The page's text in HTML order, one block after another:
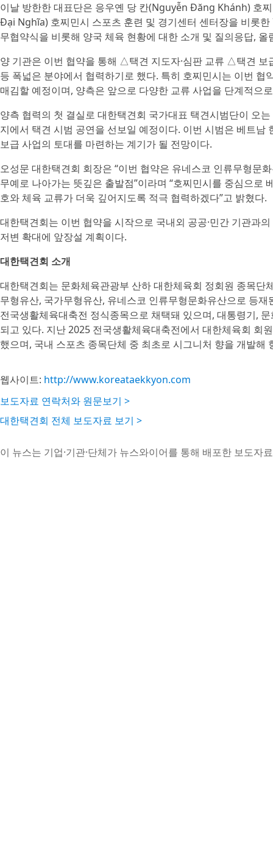
이날 방한한 대표단은 응우옌 당 칸(Nguyễn Đăng Khánh) 호
Đại Nghĩa) 호찌민시 스포츠 훈련 및 경기센터 센터장을 비롯
무협약식을 비롯해 양국 체육 현황에 대한 소개 및 질의응답,
양 기관은 이번 협약을 통해 △택견 지도자·심판 교류 △택견
등 폭넓은 분야에서 협력하기로 했다. 특히 호찌민시는 이번
매김할 예정이며, 양측은 앞으로 다양한 교류 사업을 단계적으
양측 협력의 첫 결실로 대한택견회 국가대표 택견시범단이 오
지에서 택견 시범 공연을 선보일 예정이다. 이번 시범은 베트
보급 사업의 토대를 마련하는 계기가 될 전망이다.
오성문 대한택견회 회장은 “이번 협약은 유네스코 인류무형문
무예로 나아가는 뜻깊은 출발점”이라며 “호찌민시를 중심으로
호와 체육 교류가 더욱 깊어지도록 적극 협력하겠다”고 밝혔다.
대한택견회는 이번 협약을 시작으로 국내외 공공·민간 기관과
저변 확대에 앞장설 계획이다.
대한택견회 소개
대한택견회는 문화체육관광부 산하 대한체육회 정회원 종목단
무형유산, 국가무형유산, 유네스코 인류무형문화유산으로 등
전국생활체육대축전 정식종목으로 채택돼 있으며, 대통령기,
되고 있다. 지난 2025 전국생활체육대축전에서 대한체육회 회
했으며, 국내 스포츠 종목단체 중 최초로 시그니처 향을 개발해
웹사이트: http://www.koreataekkyon.com
보도자료 연락처와 원문보기 >
대한택견회 전체 보도자료 보기 >
이 뉴스는 기업·기관·단체가 뉴스와이어를 통해 배포한 보도자